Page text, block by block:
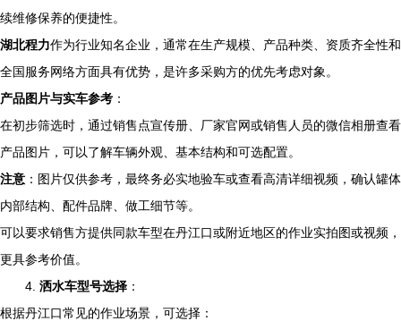
续维修保养的便捷性。
湖北程力作为行业知名企业，通常在生产规模、产品种类、资质齐全性和
全国服务网络方面具有优势，是许多采购方的优先考虑对象。
产品图片与实车参考 ：
在初步筛选时，通过销售点宣传册、厂家官网或销售人员的微信相册查看
产品图片，可以了解车辆外观、基本结构和可选配置。
注意 ：图片仅供参考，最终务必实地验车或查看高清详细视频，确认罐体
内部结构、配件品牌、做工细节等。
可以要求销售方提供同款车型在丹江口或附近地区的作业实拍图或视频，
更具参考价值。
4. 洒水车型号选择 ：
根据丹江口常见的作业场景，可选择：